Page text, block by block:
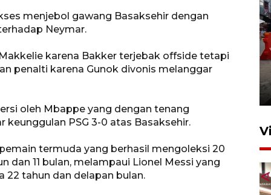
menjebol gawang Basaksehir dengan
Neymar.
karena Bakker terjebak offside tetapi
penalti karena Gunok divonis melanggar
oleh Mbappe yang dengan tenang
PSG 3-0 atas Basaksehir.
termuda yang berhasil mengoleksi 20
dan 11 bulan, melampaui Lionel Messi yang
tahun dan delapan bulan.
Pelaporan SPT Tahunan di
Sumut